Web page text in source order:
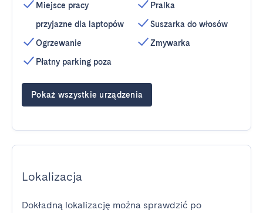
Miejsce pracy
przyjazne dla laptopów
Ogrzewanie
Płatny parking poza
Pralka
Suszarka do włosów
Zmywarka
Pokaż wszystkie urządzenia
Lokalizacja
Dokładną lokalizację można sprawdzić po